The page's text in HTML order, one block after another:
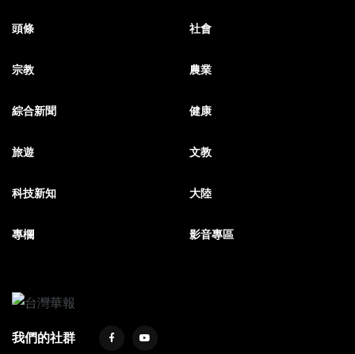
頭條 社會
宗教 農業
綜合新聞 健康
旅遊 文教
科技新知 大陸
專欄 影音專區
我們的社群